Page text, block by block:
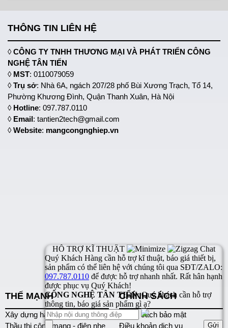
THÔNG TIN LIÊN HỆ
◊CÔNG TY TNHH THƯƠNG MẠI VÀ PHÁT TRIỂN CÔNG
NGHỆ TÂN TIẾN
◊ MST: 0110079059
◊Trụ sở: Nhà 6A, ngách 207/28 phố Bùi Xương Trạch, Tổ 14,
Phường Khương Đình, Quận Thanh Xuân, Hà Nội
◊ Hotline: 097.787.0110
◊ Email: tantien2tech@gmail.com
◊Website: mangcongnghiep.vn
THẾ MẠNH
Xây dựng hạ tầng mạng
Thầu thi công mạng - điện nhẹ
CHÍNH SÁCH
Chính sách bảo mật
Điều khoản dịch vụ